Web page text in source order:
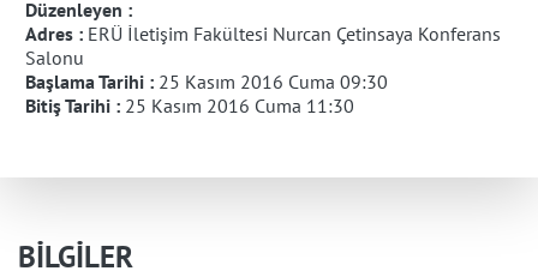
Düzenleyen :
Adres : ERÜ İletişim Fakültesi Nurcan Çetinsaya Konferans
Salonu
Başlama Tarihi : 25 Kasım 2016 Cuma 09:30
Bitiş Tarihi : 25 Kasım 2016 Cuma 11:30
BİLGİLER